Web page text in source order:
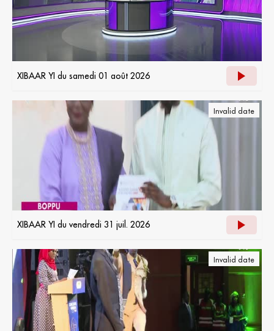
XIBAAR YI du samedi 01 août 2026
Invalid date
XIBAAR YI du vendredi 31 juil. 2026
Invalid date